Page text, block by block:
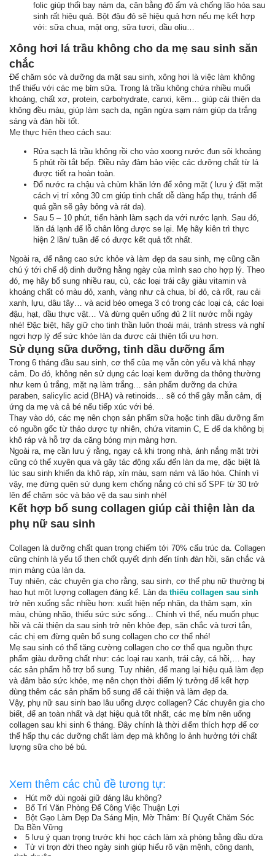
folic giúp thổi bay nám da, cân bằng độ ẩm và chống lão hóa sau
sinh rất hiệu quả. Bột đậu đỏ sẽ hiệu quả hơn nếu mẹ kết hợp
với: sữa chua, mật ong, sữa tươi, dầu oliu…
Xông hơi lá trầu không cho da mẹ sau sinh săn
chắc
Để chăm sóc và dưỡng da mặt sau sinh, xông hơi là việc làm không
thể thiếu với các mẹ bỉm sữa. Trong lá trầu không chứa nhiều muối
khoáng, chất xơ, protein, carbohydrate, canxi, kẽm… giúp cải thiện da
không đều màu, giúp làm sạch da, ngăn ngừa sạm nám giúp da trắng
sáng và đàn hồi tốt.
Mẹ thực hiện theo cách sau:
Rửa sạch lá trầu không rồi cho vào xoong nước đun sôi khoảng
5 phút rồi tắt bếp. Điều này đảm bảo việc các dưỡng chất từ lá
được tiết ra hoàn toàn.
Đổ nước ra chậu và chùm khăn lớn để xông mặt ( lưu ý đặt mặt
cách vị trí xông 30 cm giúp tinh chất dễ dàng hấp thụ, tránh để
quá gần sẽ gây bỏng và rát da).
Sau 5 – 10 phút, tiến hành làm sạch da với nước lạnh. Sau đó,
lăn đá lạnh để lỗ chân lông được se lại. Mẹ hãy kiên trì thực
hiện 2 lần/ tuần để có được kết quả tốt nhất.
Ngoài ra, để nâng cao sức khỏe và làm đẹp da sau sinh, mẹ cũng cần
chú ý tới chế độ dinh dưỡng hằng ngày của mình sao cho hợp lý. Theo
đó, mẹ hãy bổ sung nhiều rau, củ, các loại trái cây giàu vitamin và
khoáng chất có màu đỏ, xanh, vàng như cà chua, bí đỏ, cà rốt, rau cải
xanh, lựu, dâu tây… và acid béo omega 3 có trong các loại cá, các loại
đậu, hạt, dầu thực vật… Và đừng quên uống đủ 2 lít nước mỗi ngày
nhé! Đặc biệt, hãy giữ cho tinh thần luôn thoải mái, tránh stress và nghỉ
ngơi hợp lý để sức khỏe làn da được cải thiện tối ưu hơn.
Sử dụng sữa dưỡng, tinh dầu dưỡng ẩm
Trong 6 tháng đầu sau sinh, cơ thể của mẹ vẫn còn yếu và khá nhạy
cảm. Do đó, không nên sử dụng các loại kem dưỡng da thông thường
như kem ủ trắng, mặt nạ làm trắng… sản phẩm dưỡng da chứa
paraben, salicylic acid (BHA) và retinoids… sẽ có thể gây mẫn cảm, dị
ứng da mẹ và cả bé nếu tiếp xúc với bé.
Thay vào đó, các mẹ nên chọn sản phẩm sữa hoặc tinh dầu dưỡng ẩm
có nguồn gốc từ thảo dược tự nhiên, chứa vitamin C, E để da không bị
khô ráp và hỗ trợ da căng bóng mịn màng hơn.
Ngoài ra, mẹ cần lưu ý rằng, ngay cả khi trong nhà, ánh nắng mặt trời
cũng có thể xuyên qua và gây tác động xấu đến làn da mẹ, đặc biệt là
lúc sau sinh khiến da khô ráp, xỉn màu, sạm nám và lão hóa. Chính vì
vậy, mẹ đừng quên sử dụng kem chống nắng có chỉ số SPF từ 30 trở
lên để chăm sóc và bảo vệ da sau sinh nhé!
Kết hợp bổ sung collagen giúp cải thiện làn da
phụ nữ sau sinh
Collagen là dưỡng chất quan trọng chiếm tới 70% cấu trúc da. Collagen
cũng chính là yếu tố then chốt quyết định đến tính đàn hồi, săn chắc và
mịn màng của làn da.
Tuy nhiên, các chuyên gia cho rằng, sau sinh, cơ thể phụ nữ thường bị
hao hụt một lượng collagen đáng kể. Làn da thiếu collagen sau sinh
trở nên xuống sắc nhiều hơn: xuất hiện nếp nhăn, da thâm sạm, xỉn
màu, chùng nhão, thiếu sức sức sống… Chính vì thế, nếu muốn phục
hồi và cải thiện da sau sinh trở nên khỏe đẹp, săn chắc và tươi tắn,
các chị em đừng quên bổ sung collagen cho cơ thể nhé!
Mẹ sau sinh có thể tăng cường collagen cho cơ thể qua nguồn thực
phẩm giàu dưỡng chất như: các loại rau xanh, trái cây, cá hồi,… hay
các sản phẩm hỗ trợ bổ sung. Tuy nhiên, để mang lại hiệu quả làm đẹp
và đảm bảo sức khỏe, mẹ nên chọn thời điểm lý tưởng để kết hợp
dùng thêm các sản phẩm bổ sung để cải thiện và làm đẹp da.
Vậy, phụ nữ sau sinh bao lâu uống được collagen? Các chuyên gia cho
biết, để an toàn nhất và đạt hiệu quả tốt nhất, các mẹ bỉm nên uống
collagen sau khi sinh 6 tháng. Đây chính là thời điểm thích hợp để cơ
thể hấp thụ các dưỡng chất làm đẹp mà không lo ảnh hưởng tới chất
lượng sữa cho bé bú.
Xem thêm các chủ đề tương tự:
Hút mỡ đùi ngoài giữ dáng lâu không?
Bố Trí Văn Phòng Để Công Việc Thuận Lợi
Bột Gạo Làm Đẹp Da Sáng Mịn, Mờ Thâm: Bí Quyết Chăm Sóc
Da Bền Vững
5 lưu ý quan trọng trước khi học cách làm xà phòng bằng dầu dừa
Tử vi trọn đời theo ngày sinh giúp hiểu rõ vận mệnh, công danh,